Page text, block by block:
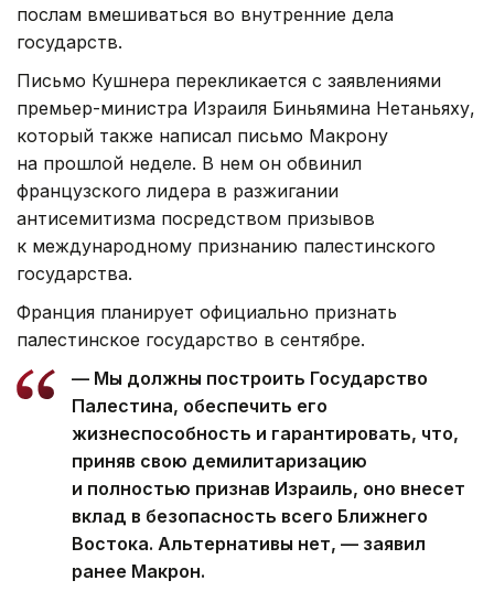
послам вмешиваться во внутренние дела
государств.
Письмо Кушнера перекликается с заявлениями
премьер-министра Израиля Биньямина Нетаньяху,
который также написал письмо Макрону
на прошлой неделе. В нем он обвинил
французского лидера в разжигании
антисемитизма посредством призывов
к международному признанию палестинского
государства.
Франция планирует официально признать
палестинское государство в сентябре.
— Мы должны построить Государство
Палестина, обеспечить его
жизнеспособность и гарантировать, что,
приняв свою демилитаризацию
и полностью признав Израиль, оно внесет
вклад в безопасность всего Ближнего
Востока. Альтернативы нет, — заявил
ранее Макрон.